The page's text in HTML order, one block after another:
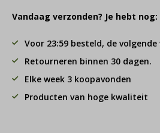
Vandaag verzonden? Je hebt nog:
Voor 23:59 besteld, de
Retourneren binnen 30 dagen.
Elke week 3 koopavonden
Producten van hoge kwaliteit